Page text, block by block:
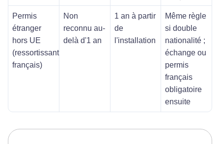
Permis
étranger
hors UE
(ressortissant
français)
Non
reconnu au-
delà d'1 an
1 an à partir
de
l'installation
Même règle
si double
nationalité ;
échange ou
permis
français
obligatoire
ensuite